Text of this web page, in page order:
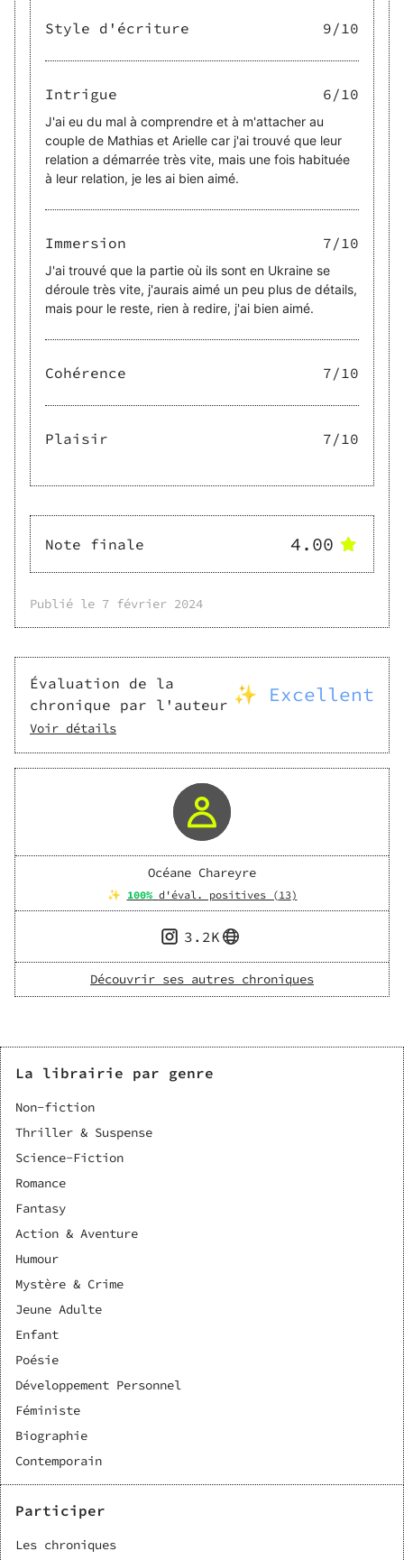
Style d'écriture 9/10
Intrigue 6/10
J'ai eu du mal à comprendre et à m'attacher au
couple de Mathias et Arielle car j'ai trouvé que leur
relation a démarrée très vite, mais une fois habituée
à leur relation, je les ai bien aimé.
Immersion 7/10
J'ai trouvé que la partie où ils sont en Ukraine se
déroule très vite, j'aurais aimé un peu plus de détails,
mais pour le reste, rien à redire, j'ai bien aimé.
Cohérence 7/10
Plaisir 7/10
Note finale 4.00
Publié le 7 février 2024
Évaluation de la
chronique par l'auteur ✨ Excellent
Voir détails
Océane Chareyre
✨ 100% d'éval. positives (13)
3.2K
Découvrir ses autres chroniques
La librairie par genre
Non-fiction
Thriller & Suspense
Science-Fiction
Romance
Fantasy
Action & Aventure
Humour
Mystère & Crime
Jeune Adulte
Enfant
Poésie
Développement Personnel
Féministe
Biographie
Contemporain
Participer
Les chroniques